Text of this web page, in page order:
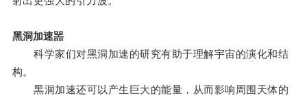
黑洞加速噐
科学家们对黑洞加速的研究有助于理解宇宙的演化和结
构。
黑洞加速还可以产生巨大的能量，从而影响周围天体的